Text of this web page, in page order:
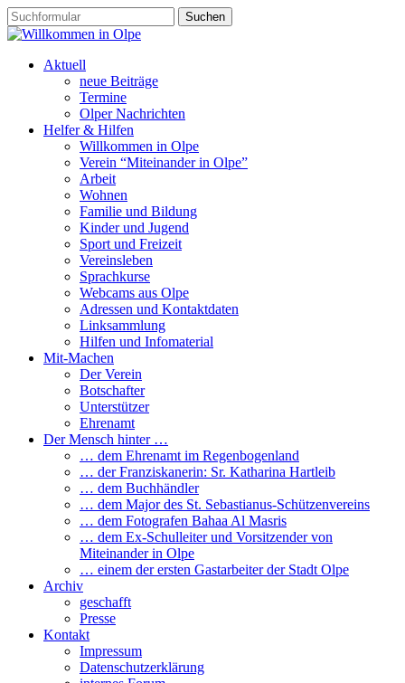
Aktuell
neue Beiträge
Termine
Olper Nachrichten
Helfer & Hilfen
Willkommen in Olpe
Verein “Miteinander in Olpe”
Arbeit
Wohnen
Familie und Bildung
Kinder und Jugend
Sport und Freizeit
Vereinsleben
Sprachkurse
Webcams aus Olpe
Adressen und Kontaktdaten
Linksammlung
Hilfen und Infomaterial
Mit-Machen
Der Verein
Botschafter
Unterstützer
Ehrenamt
Der Mensch hinter …
… dem Ehrenamt im Regenbogenland
… der Franziskanerin: Sr. Katharina Hartleib
… dem Buchhändler
… dem Major des St. Sebastianus-Schützenvereins
… dem Fotografen Bahaa Al Masris
… dem Ex-Schulleiter und Vorsitzender von
Miteinander in Olpe
… einem der ersten Gastarbeiter der Stadt Olpe
Archiv
geschafft
Presse
Kontakt
Impressum
Datenschutzerklärung